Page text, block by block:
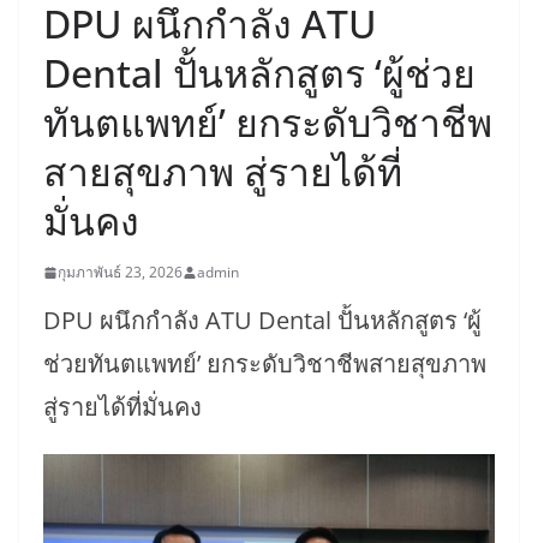
DPU ผนึกกำลัง ATU
Dental ปั้นหลักสูตร ‘ผู้ช่วย
ทันตแพทย์’ ยกระดับวิชาชีพ
สายสุขภาพ สู่รายได้ที่
มั่นคง
กุมภาพันธ์ 23, 2026 admin
DPU ผนึกกำลัง ATU Dental ปั้นหลักสูตร ‘ผู้
ช่วยทันตแพทย์’ ยกระดับวิชาชีพสายสุขภาพ
สู่รายได้ที่มั่นคง